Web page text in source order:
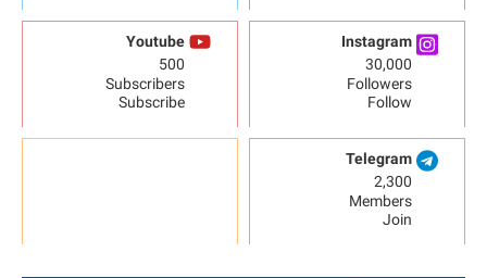
Instagram
30,000
Followers
Follow
Youtube
500
Subscribers
Subscribe
Telegram
2,300
Members
Join